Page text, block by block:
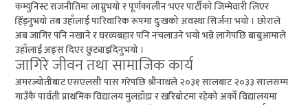
कम्युनिस्ट राजनीतिमा लाग्नुभयो र पूर्णकालीन भएर पार्टीको जिम्मेवारी लिएर
हिँड्नुभयो तब उहाँलाई पारिवारिक रूपमा दुःखको अवस्था सिर्जना भयो । छोराले
अब जागिर पनि नखाने र घरव्यबहार पनि नचलाउने भयो भन्ने लागेपछि बाबुआमाले
उहाँलाई अङ्स दिएर छुट्याइदिनुभयो ।
जागिरे जीवन तथा सामाजिक कार्य
अमरज्योतीबाट एसएलसी पास गरेपछि श्रीनाथले २०३१ सालबाट २०३३ सालसम्म
गाउँकै पार्वती प्राथमिक विद्यालय मुलडाँडा र खरिबोटमा रहेको अर्को विद्यालयमा